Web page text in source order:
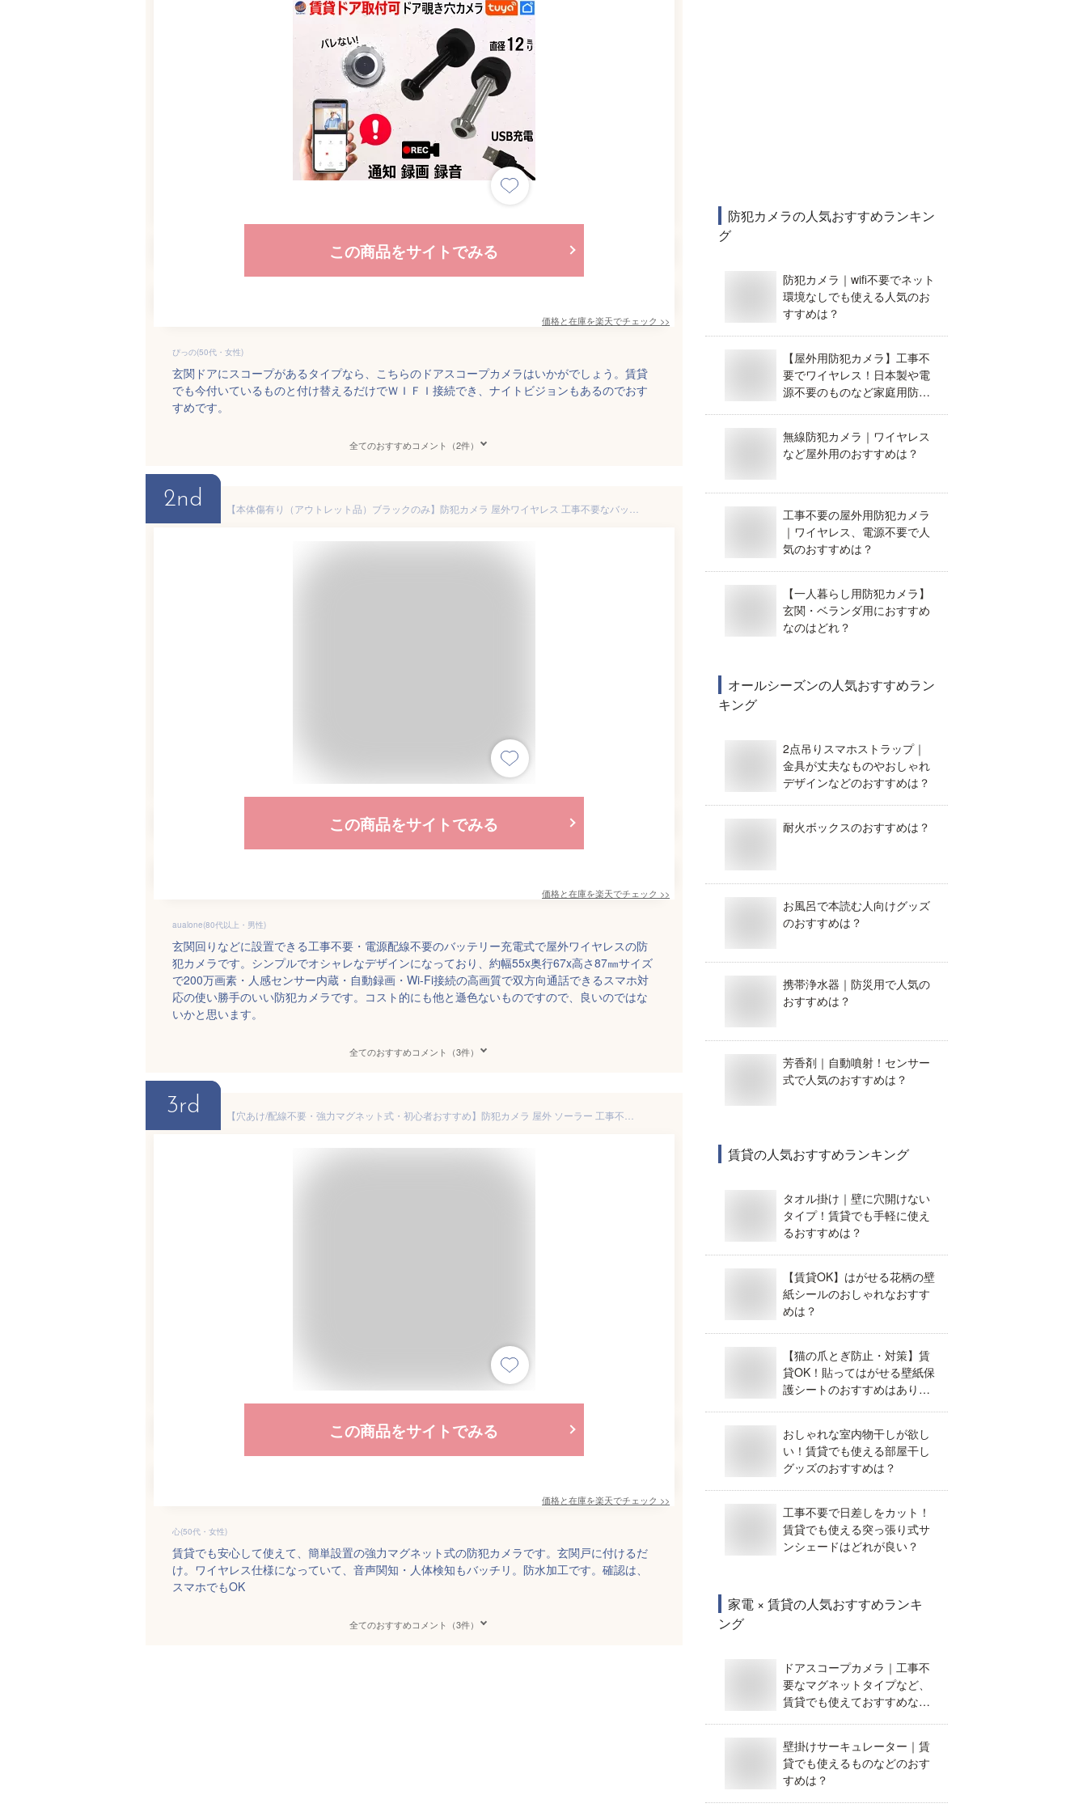
この商品をサイトでみる
価格と在庫を楽天でチェック >>
ぴっの(50代・女性)
玄関ドアにスコープがあるタイプなら、こちらのドアスコープカメラはいかがでしょう。賃貸
でも今付いているものと付け替えるだけでＷＩＦＩ接続でき、ナイトビジョンもあるのでおす
すめです。
全てのおすすめコメント（2件）
2nd
この商品をサイトでみる
価格と在庫を楽天でチェック >>
aualone(80代以上・男性)
玄関回りなどに設置できる工事不要・電源配線不要のバッテリー充電式で屋外ワイヤレスの防
犯カメラです。シンプルでオシャレなデザインになっており、約幅55x奥行67x高さ87㎜サイズ
で200万画素・人感センサー内蔵・自動録画・Wi-Fi接続の高画質で双方向通話できるスマホ対
応の使い勝手のいい防犯カメラです。コスト的にも他と遜色ないものですので、良いのではな
いかと思います。
全てのおすすめコメント（3件）
3rd
この商品をサイトでみる
価格と在庫を楽天でチェック >>
心(50代・女性)
賃貸でも安心して使えて、簡単設置の強力マグネット式の防犯カメラです。玄関戸に付けるだ
け。ワイヤレス仕様になっていて、音声関知・人体検知もバッチリ。防水加工です。確認は、
スマホでもOK
全てのおすすめコメント（3件）
防犯カメラの人気おすすめランキン
グ
防犯カメラ｜wifi不要でネット
環境なしでも使える人気のお
すすめは？
【屋外用防犯カメラ】工事不
要でワイヤレス！日本製や電
源不要のものなど家庭用防犯
無線防犯カメラ｜ワイヤレス
など屋外用のおすすめは？
工事不要の屋外用防犯カメラ
｜ワイヤレス、電源不要で人
気のおすすめは？
【一人暮らし用防犯カメラ】
玄関・ベランダ用におすすめ
なのはどれ？
オールシーズンの人気おすすめラン
キング
2点吊りスマホストラップ｜
金具が丈夫なものやおしゃれ
デザインなどのおすすめは？
耐火ボックスのおすすめは？
お風呂で本読む人向けグッズ
のおすすめは？
携帯浄水器｜防災用で人気の
おすすめは？
芳香剤｜自動噴射！センサー
式で人気のおすすめは？
賃貸の人気おすすめランキング
タオル掛け｜壁に穴開けない
タイプ！賃貸でも手軽に使え
るおすすめは？
【賃貸OK】はがせる花柄の壁
紙シールのおしゃれなおすす
めは？
【猫の爪とぎ防止・対策】賃
貸OK！貼ってはがせる壁紙保
護シートのおすすめはありま
おしゃれな室内物干しが欲し
い！賃貸でも使える部屋干し
グッズのおすすめは？
工事不要で日差しをカット！
賃貸でも使える突っ張り式サ
ンシェードはどれが良い？
家電 × 賃貸の人気おすすめランキ
ング
ドアスコープカメラ｜工事不
要なマグネットタイプなど、
賃貸でも使えておすすめなの
壁掛けサーキュレーター｜賃
貸でも使えるものなどのおす
すめは？